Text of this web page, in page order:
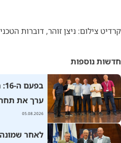
קרדיט צילום: ניצן זוהר, דוברות
חדשות נוספות
ערך את
רובוטראפיק
שהם
05.08.2026
לאחר